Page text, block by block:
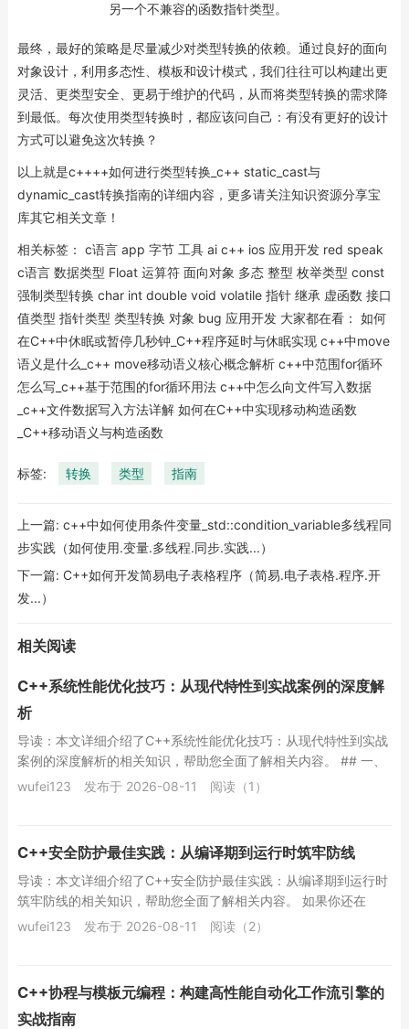
另一个不兼容的函数指针类型。
最终，最好的策略是尽量减少对类型转换的依赖。通过良好的面向
对象设计，利用多态性、模板和设计模式，我们往往可以构建出更
灵活、更类型安全、更易于维护的代码，从而将类型转换的需求降
到最低。每次使用类型转换时，都应该问自己：有没有更好的设计
方式可以避免这次转换？
以上就是c++++如何进行类型转换_c++ static_cast与
dynamic_cast转换指南的详细内容，更多请关注知识资源分享宝
库其它相关文章！
相关标签： c语言 app 字节 工具 ai c++ ios 应用开发 red speak
c语言 数据类型 Float 运算符 面向对象 多态 整型 枚举类型 const
强制类型转换 char int double void volatile 指针 继承 虚函数 接口
值类型 指针类型 类型转换 对象 bug 应用开发 大家都在看： 如何
在C++中休眠或暂停几秒钟_C++程序延时与休眠实现 c++中move
语义是什么_c++ move移动语义核心概念解析 c++中范围for循环
怎么写_c++基于范围的for循环用法 c++中怎么向文件写入数据
_c++文件数据写入方法详解 如何在C++中实现移动构造函数
_C++移动语义与构造函数
标签: 转换 类型 指南
上一篇: c++中如何使用条件变量_std::condition_variable多线程同
步实践（如何使用.变量.多线程.同步.实践...）
下一篇: C++如何开发简易电子表格程序（简易.电子表格.程序.开
发...）
相关阅读
C++系统性能优化技巧：从现代特性到实战案例的深度解
析
导读：本文详细介绍了C++系统性能优化技巧：从现代特性到实战
案例的深度解析的相关知识，帮助您全面了解相关内容。 ## 一、
为什么你的C++应用总慢半拍？...
wufei123 发布于 2026-08-11 阅读（1）
C++安全防护最佳实践：从编译期到运行时筑牢防线
导读：本文详细介绍了C++安全防护最佳实践：从编译期到运行时
筑牢防线的相关知识，帮助您全面了解相关内容。 如果你还在
用“多写delete”或“一律用sha...
wufei123 发布于 2026-08-11 阅读（2）
C++协程与模板元编程：构建高性能自动化工作流引擎的
实战指南